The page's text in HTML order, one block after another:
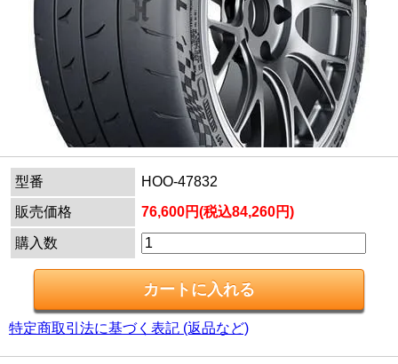
型番
HOO-47832
販売価格
76,600円(税込84,260円)
購入数
特定商取引法に基づく表記 (返品など)